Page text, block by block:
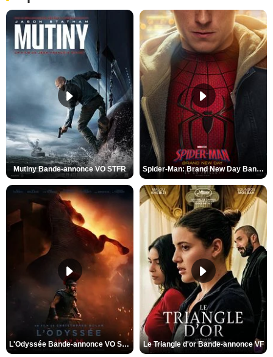
Mutiny Bande-annonce VO STFR Spider-Man: Brand New Day Bande-annonce VO STFR
L'Odyssée Bande-annonce VO STFR Le Triangle d'or Bande-annonce VF